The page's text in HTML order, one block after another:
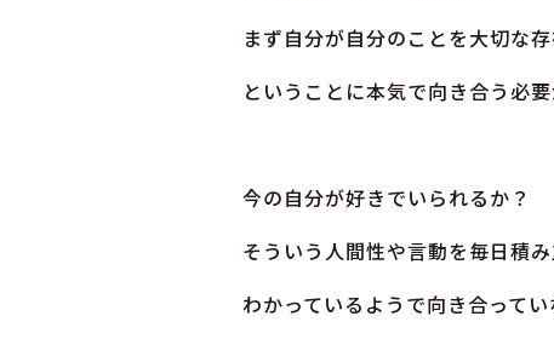
まず自分が自分のことを大切な
ということに本気で向き合う必要
今の自分が好きでいられるか？
そういう人間性や言動を毎日積
わかっているようで向き合って